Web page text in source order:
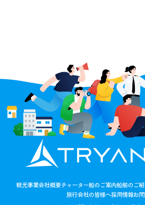
観光事業会社概要チャーター船のご案内船舶のご
旅行会社の皆様へ採用情報お